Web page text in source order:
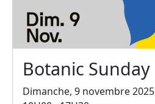
Botanic Sunday
Dimanche, 9 novembre 2025